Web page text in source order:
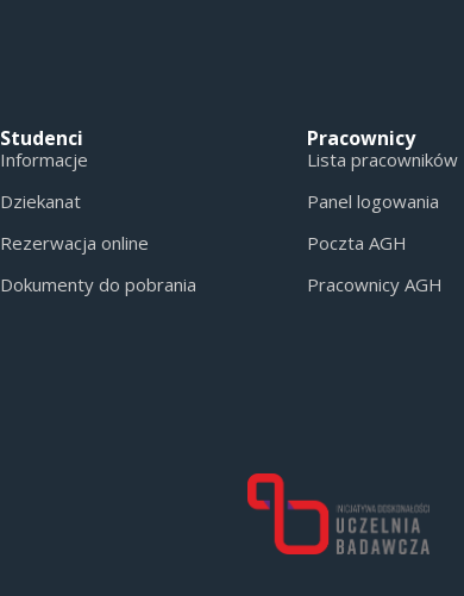
Studenci
Informacje
Dziekanat
Rezerwacja online
Dokumenty do pobrania
Pracownicy
Lista pracowników
Panel logowania
Poczta AGH
Pracownicy AGH